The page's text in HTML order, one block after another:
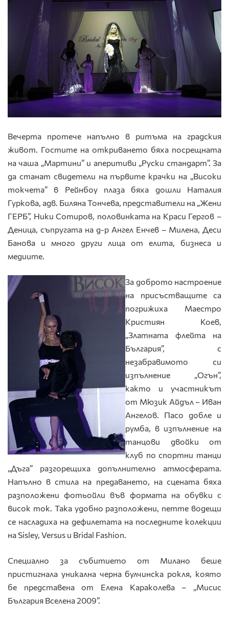
Вечерта протече напълно в ритъма на градския
живот. Гостите на откриването бяха посрещната
на чаша „Мартини” и аперитиви „Руски стандарт”. За
да станат свидетели на първите крачки на „Високи
токчета” в Рейнбоу плаза бяха дошли Наталия
Гуркова, адв. Биляна Тончева, представители на „Жени
ГЕРБ”, Ники Сотиров, половинката на Краси Гергов –
Деница, съпругата на д-р Ангел Енчев – Милена, Деси
Банова и много други лица от елита, бизнеса и
медиите.
За доброто настроение
на присъстващите са
погрижиха Маестро
Кристиян Коев,
„Златната флейта на
България”, с
незабравимото си
изпълнение „Огън”,
както и участникът
от Мюзик Айдъл – Иван
Ангелов. Пасо добле и
румба, в изпълнение на
танцови двойки от
клуб по спортни танци
„Дъга” разгорещиха допълнително атмосферата.
Напълно в стила на предаването, на сцената бяха
разположени фотьойли във формата на обувки с
висок ток. Така удобно разположени, петте водещи
се насладиха на дефилетата на последните колекции
на Sisley, Versus и Bridal Fashion.
Специално за събитието от Милано беше
пристигнала уникална черна булчинска рокля, която
бе представена от Елена Караколева – „Мисис
България Вселена 2009”.